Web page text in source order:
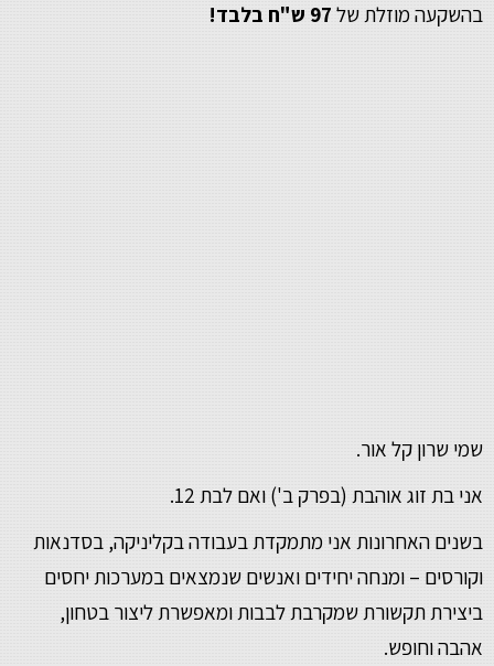
בהשקעה מוזלת של
שמי שרון קל אור.
אני בת זוג אוהבת (בפרק ב') ואם לבת 12.
בשנים האחרונות אני מתמקדת בעבודה בקליניקה, בסדנאות
וקורסים – ומנחה יחידים ואנשים שנמצאים במערכות יחסים
ביצירת תקשורת שמקרבת לבבות ומאפשרת ליצור בטחון,
אהבה וחופש.